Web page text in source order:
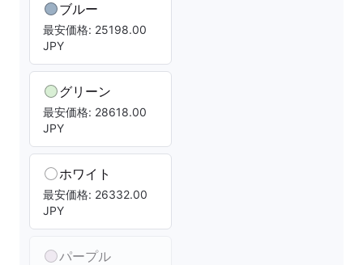
ブルー
最安価格: 25198.00
JPY
グリーン
最安価格: 28618.00
JPY
ホワイト
最安価格: 26332.00
JPY
パープル